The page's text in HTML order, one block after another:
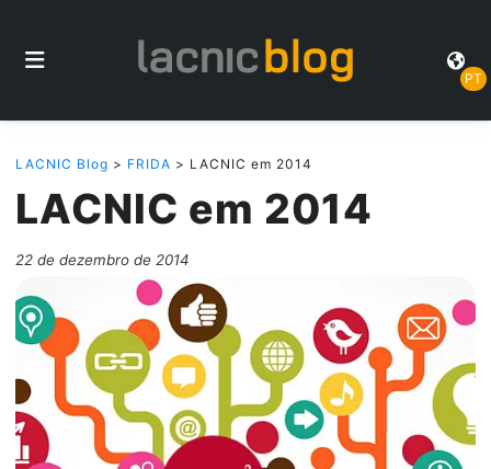
PT
LACNIC Blog > FRIDA > LACNIC em 2014
LACNIC em 2014
22 de dezembro de 2014